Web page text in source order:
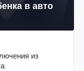
в авто
из